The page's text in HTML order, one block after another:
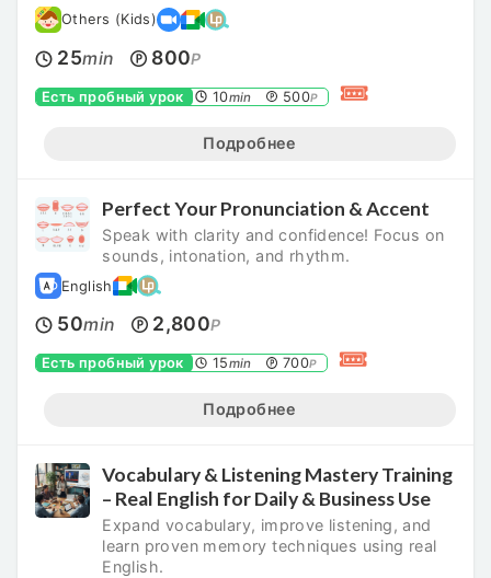
Others (Kids)
25min 800P
Есть пробный урок 10min 500P
Подробнее
Perfect Your Pronunciation & Accent
Speak with clarity and confidence! Focus on
sounds, intonation, and rhythm.
English
50min 2,800P
Есть пробный урок 15min 700P
Подробнее
Vocabulary & Listening Mastery Training
– Real English for Daily & Business Use
Expand vocabulary, improve listening, and
learn proven memory techniques using real
English.